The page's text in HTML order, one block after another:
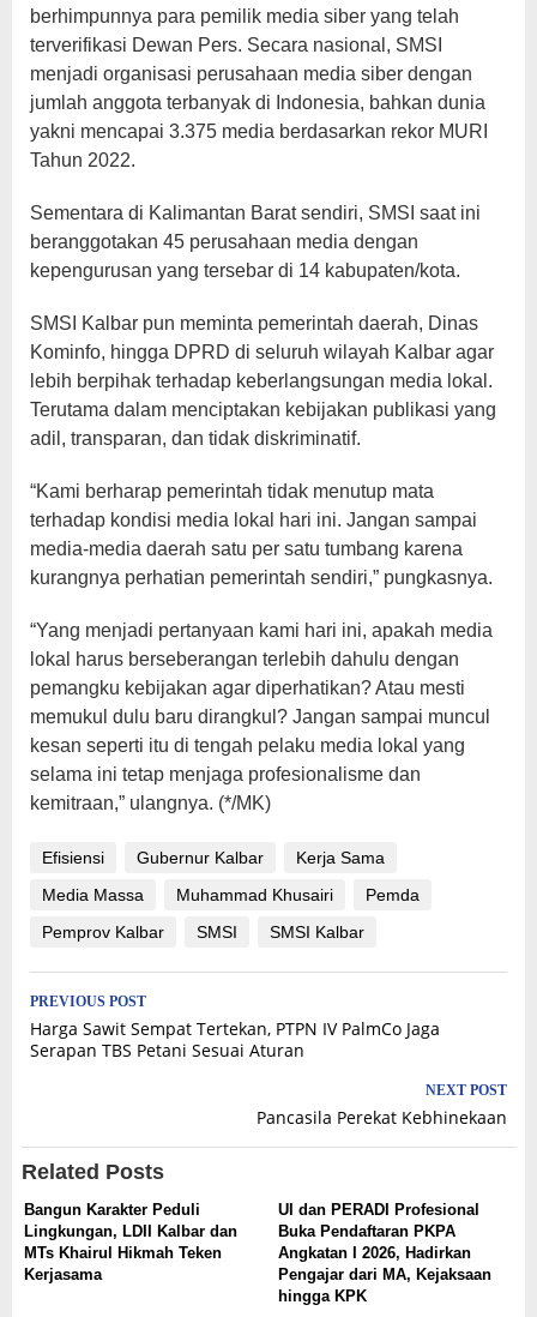
berhimpunnya para pemilik media siber yang telah
terverifikasi Dewan Pers. Secara nasional, SMSI
menjadi organisasi perusahaan media siber dengan
jumlah anggota terbanyak di Indonesia, bahkan dunia
yakni mencapai 3.375 media berdasarkan rekor MURI
Tahun 2022.
Sementara di Kalimantan Barat sendiri, SMSI saat ini
beranggotakan 45 perusahaan media dengan
kepengurusan yang tersebar di 14 kabupaten/kota.
SMSI Kalbar pun meminta pemerintah daerah, Dinas
Kominfo, hingga DPRD di seluruh wilayah Kalbar agar
lebih berpihak terhadap keberlangsungan media lokal.
Terutama dalam menciptakan kebijakan publikasi yang
adil, transparan, dan tidak diskriminatif.
“Kami berharap pemerintah tidak menutup mata
terhadap kondisi media lokal hari ini. Jangan sampai
media-media daerah satu per satu tumbang karena
kurangnya perhatian pemerintah sendiri,” pungkasnya.
“Yang menjadi pertanyaan kami hari ini, apakah media
lokal harus berseberangan terlebih dahulu dengan
pemangku kebijakan agar diperhatikan? Atau mesti
memukul dulu baru dirangkul? Jangan sampai muncul
kesan seperti itu di tengah pelaku media lokal yang
selama ini tetap menjaga profesionalisme dan
kemitraan,” ulangnya. (*/MK)
Efisiensi Gubernur Kalbar
Kerja Sama
Media Massa
Muhammad Khusairi
Pemda
Pemprov Kalbar
SMSI SMSI Kalbar
Post
navigation
PREVIOUS POST
Harga Sawit Sempat Tertekan, PTPN IV PalmCo Jaga
Serapan TBS Petani Sesuai Aturan
NEXT POST
Pancasila Perekat Kebhinekaan
Related Posts
Bangun Karakter Peduli
Lingkungan, LDII Kalbar dan
MTs Khairul Hikmah Teken
Kerjasama
UI dan PERADI Profesional
Buka Pendaftaran PKPA
Angkatan I 2026, Hadirkan
Pengajar dari MA, Kejaksaan
hingga KPK